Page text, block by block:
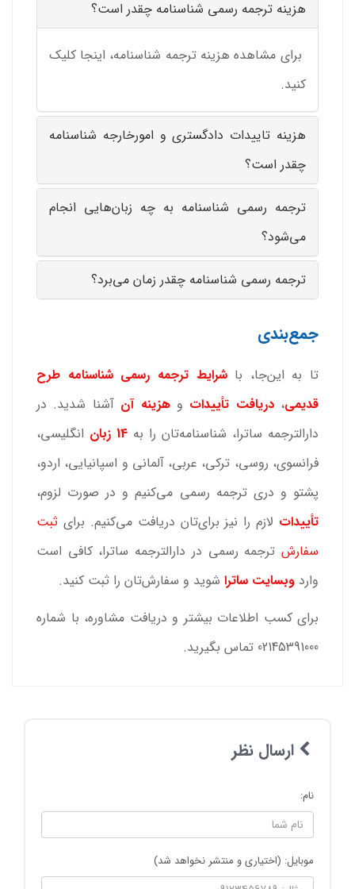
هزینه ترجمه رسمی شناسنامه چقدر است؟
برای مشاهده هزینه ترجمه شناسنامه، اینجا کلیک
کنید.
هزینه تاییدات دادگستری و امورخارجه شناسنامه
چقدر است؟
ترجمه رسمی شناسنامه به چه زبان‌هایی انجام
می‌شود؟
ترجمه رسمی شناسنامه چقدر زمان می‌برد؟
جمع‌بندی
تا به این‌جا، باشرایط ترجمه رسمی شناسنامه طرح
قدیمی،دریافت تأییدات وهزینه‌ آن آشنا شدید. در
دارالترجمه ساترا، شناسنامه‌تان را به
انگلیسی،
فرانسوی، روسی، ترکی، عربی، آلمانی و اسپانیایی، اردو،
پشتو و دری ترجمه رسمی می‌کنیم و در صورت لزوم،
تأییدات لازم را نیز برای‌تان دریافت می‌کنیم. برای ثبت
سفارش ترجمه رسمی در دارالترجمه ساترا، کافی است
وارد وبسایت ساترا شوید و سفارش‌تان را ثبت کنید.
برای کسب اطلاعات بیشتر و دریافت مشاوره، با شماره
02145391000 تماس بگیرید.
ارسال نظر
نام:
موبایل: (اختیاری و منتشر نخواهد شد)